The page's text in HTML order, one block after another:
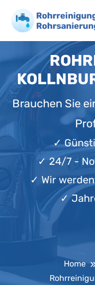
Brauchen Sie
✓
✓ 24/7 -
✓ Wir
✓
Home